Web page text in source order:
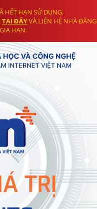
HẾT HẠN SỬ DỤNG.
TẠI ĐÂYVÀ LIÊN HỆ NHÀ ĐĂNG
HẠN.
TRỊ